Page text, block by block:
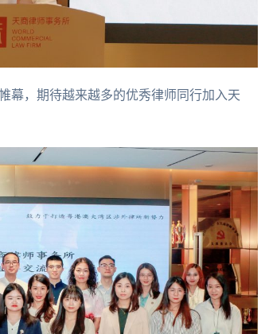
幕，期待越来越多的优秀律师同行加入天